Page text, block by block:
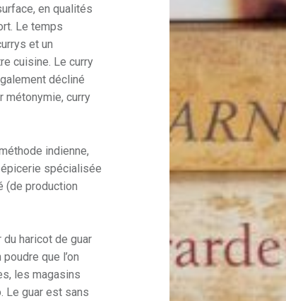
en qualités
Le temps
et un
cuisine. Le curry
décliné
métonymie, curry
indienne,
spécialisée
(de production
haricot de guar
que l’on
les magasins
Le guar est sans